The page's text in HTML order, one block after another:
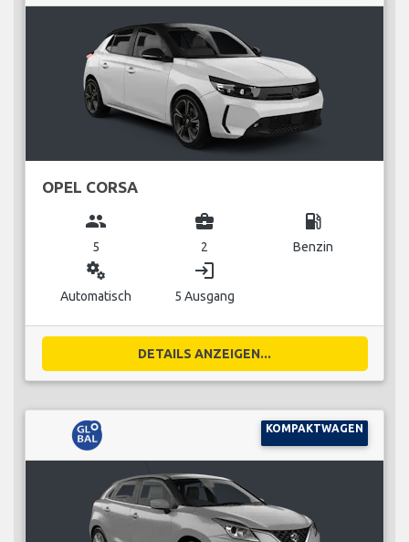
OPEL CORSA
group
5
business_center
2
local_gas_station
Benzin
miscellaneous_services
Automatisch
login
5 Ausgang
DETAILS ANZEIGEN...
KOMPAKTWAGEN